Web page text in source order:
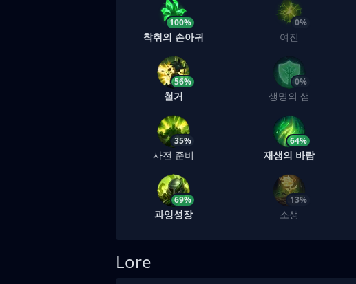
100%
착취의 손아귀
0%
여진
56%
철거
0%
생명의 샘
35%
사전 준비
64%
재생의 바람
69%
과잉성장
13%
소생
Lore